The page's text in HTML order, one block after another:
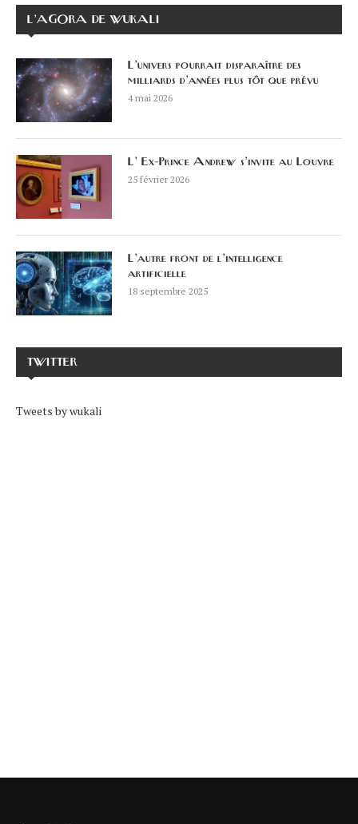
L’AGORA DE WUKALI
L’univers pourrait disparaître des
milliards d’années plus tôt que prévu
4 mai 2026
L’ Ex-Prince Andrew s’invite au Louvre
25 février 2026
L’autre front de l’intelligence
artificielle
18 septembre 2025
TWITTER
Tweets by wukali